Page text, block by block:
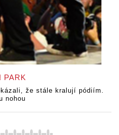
PARK
že stále kralují pódiím.
nohou